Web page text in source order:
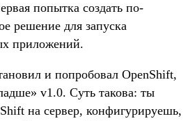
попытка создать по-
решение для запуска
приложений.
и попробовал OpenShift,
v1.0. Суть такова: ты
на сервер, конфигурируешь,